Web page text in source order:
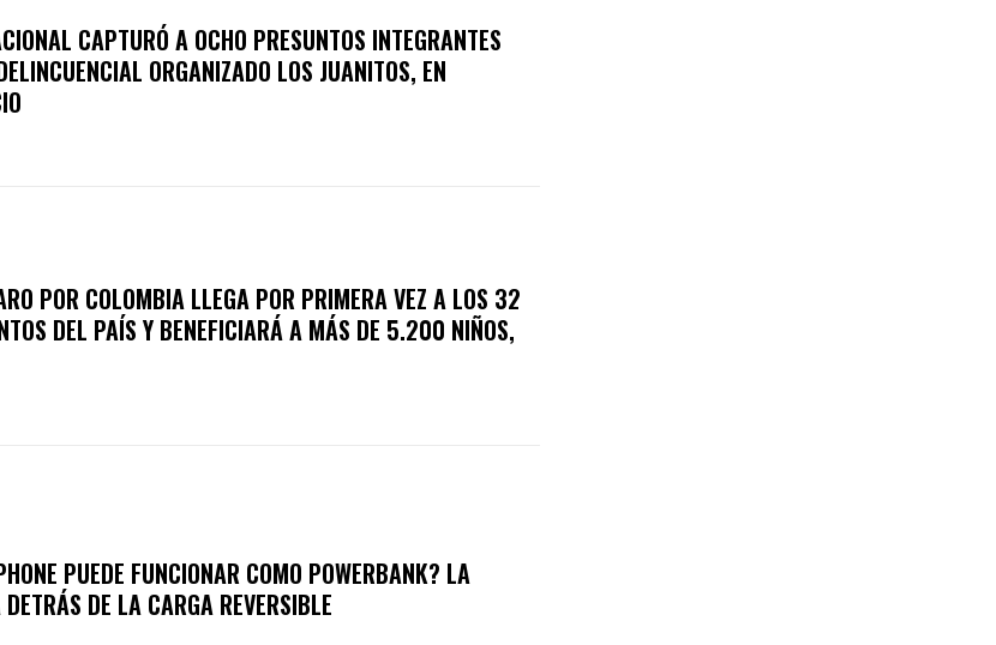
CAPTURÓ A OCHO PRESUNTOS INTEGRANTES
ORGANIZADO LOS JUANITOS, EN
POR COLOMBIA LLEGA POR PRIMERA VEZ A LOS 32
DEL PAÍS Y BENEFICIARÁ A MÁS DE 5.200 NIÑOS,
PUEDE FUNCIONAR COMO POWERBANK? LA
DE LA CARGA REVERSIBLE